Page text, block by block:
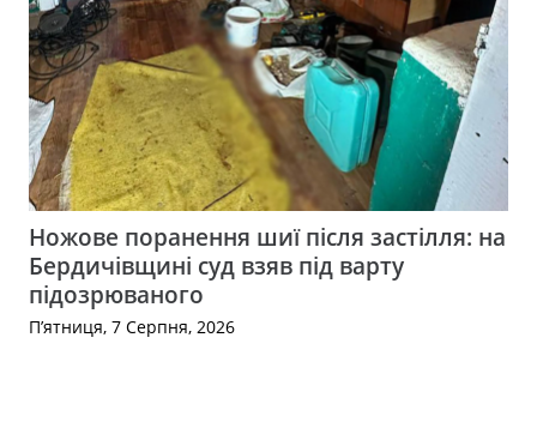
Ножове поранення шиї після застілля: на
Бердичівщині суд взяв під варту
підозрюваного
П’ятниця, 7 Серпня, 2026